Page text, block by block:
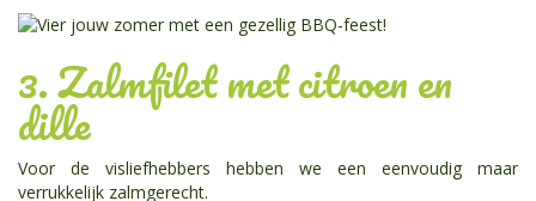
3. Zalmfilet met citroen en
dille
Voor de visliefhebbers hebben we een eenvoudig maar
verrukkelijk zalmgerecht.